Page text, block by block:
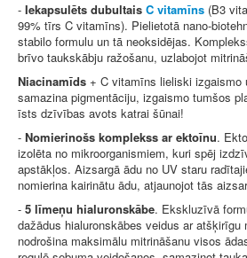
- Iekapsulēts dubultais C vitamīns (B3
99% tīrs C vitamīns). Pielietotā nano-
stabilo formulu un tā neoksidējas.
brīvo taukskābju ražošanu, uzlabojot
Niacinamīds + C vitamīns lieliski izgaismo
samazina pigmentāciju, izgaismo tumšos
īsts dzīvības avots katrai šūnai!
- Nomierinošs komplekss ar ektoīnu.
izolēta no mikroorganismiem, kuri spēj
apstākļos. Aizsargā ādu no UV staru
nomierina kairinātu ādu, atjaunojot tās
- 5 līmeņu hialuronskābe. Ekskluzīvā
dažādus hialuronskābes veidus ar atšķirīgu
nodrošina maksimālu mitrināšanu visos